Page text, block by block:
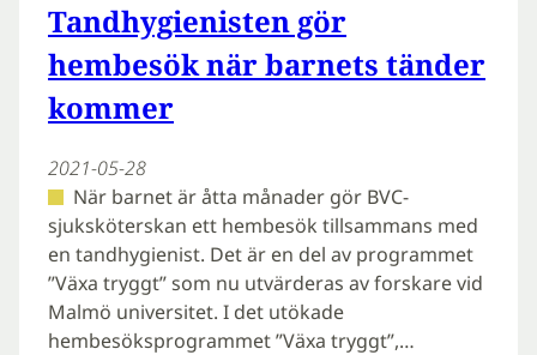
Tandhygienisten gör
hembesök när barnets tänder
kommer
2021-05-28
När barnet är åtta månader gör BVC-
sjuksköterskan ett hembesök tillsammans med
en tandhygienist. Det är en del av programmet
”Växa tryggt” som nu utvärderas av forskare vid
Malmö universitet. I det utökade
hembesöksprogrammet ”Växa tryggt”,…